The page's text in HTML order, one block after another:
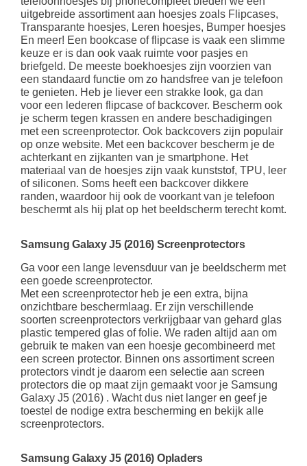
uitgebreide assortiment aan hoesjes zoals Flipcases,
Transparante hoesjes, Leren hoesjes, Bumper hoesjes
En meer! Een bookcase of flipcase is vaak een slimme
keuze er is dan ook vaak ruimte voor pasjes en
briefgeld. De meeste boekhoesjes zijn voorzien van
een standaard functie om zo handsfree van je telefoon
te genieten. Heb je liever een strakke look, ga dan
voor een lederen flipcase of backcover. Bescherm ook
je scherm tegen krassen en andere beschadigingen
met een screenprotector. Ook backcovers zijn populair
op onze website. Met een backcover bescherm je de
achterkant en zijkanten van je smartphone. Het
materiaal van de hoesjes zijn vaak kunststof, TPU, leer
of siliconen. Soms heeft een backcover dikkere
randen, waardoor hij ook de voorkant van je telefoon
beschermt als hij plat op het beeldscherm terecht komt.
Samsung Galaxy J5 (2016) Screenprotectors
Ga voor een lange levensduur van je beeldscherm met
een goede screenprotector.
Met een screenprotector heb je een extra, bijna
onzichtbare beschermlaag. Er zijn verschillende
soorten screenprotectors verkrijgbaar van gehard glas
plastic tempered glas of folie. We raden altijd aan om
gebruik te maken van een hoesje gecombineerd met
een screen protector. Binnen ons assortiment screen
protectors vindt je daarom een selectie aan screen
protectors die op maat zijn gemaakt voor je Samsung
Galaxy J5 (2016) . Wacht dus niet langer en geef je
toestel de nodige extra bescherming en bekijk alle
screenprotectors.
Samsung Galaxy J5 (2016) Opladers